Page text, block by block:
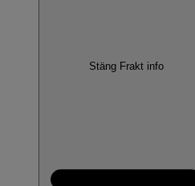
Stäng Frakt info